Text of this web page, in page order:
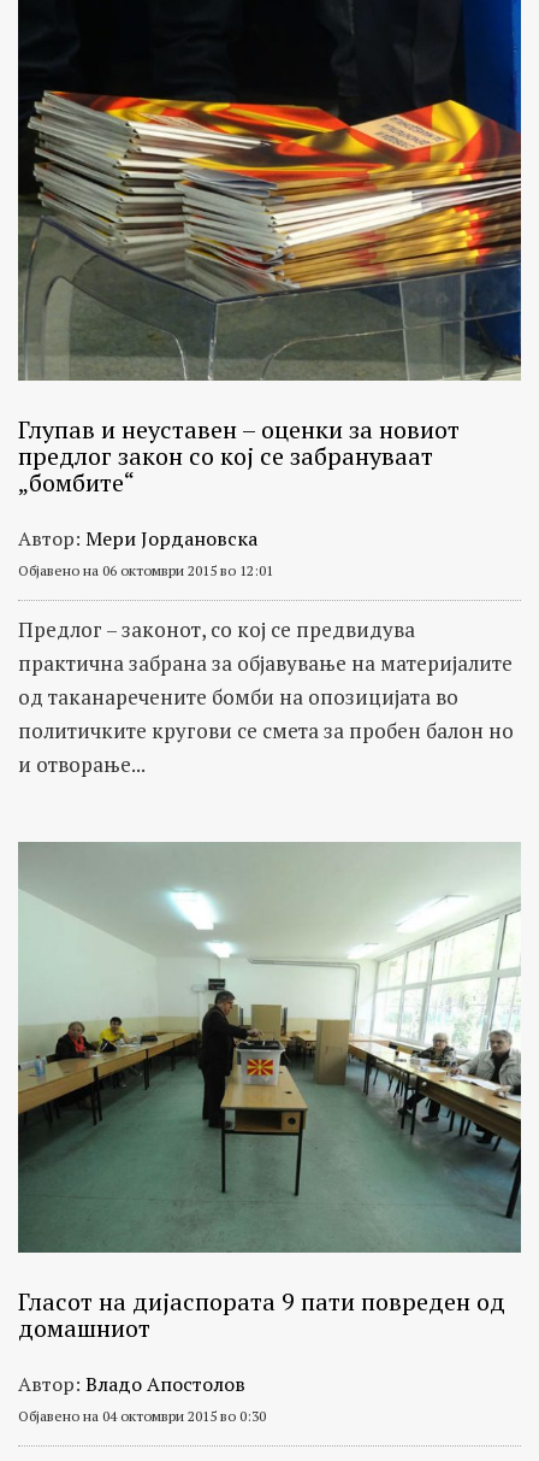
Глупав и неуставен – оценки за новиот
предлог закон со кој се забрануваат
„бомбите“
Автор: Мери Јордановска
Објавено на 06 октомври 2015 во 12:01
Предлог – законот, со кој се предвидува
практична забрана за објавување на материјалите
од таканаречените бомби на опозицијата во
политичките кругови се смета за пробен балон но
и отворање...
Гласот на дијаспората 9 пати повреден од
домашниот
Автор: Владо Апостолов
Објавено на 04 октомври 2015 во 0:30